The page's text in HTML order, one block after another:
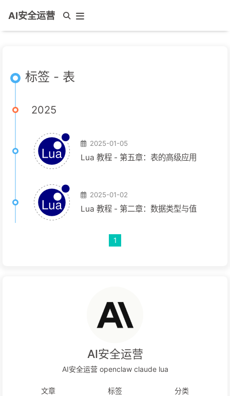
AI安全运营
标签 - 表
2025
2025-01-05
Lua 教程 - 第五章：表的高级应用
2025-01-02
Lua 教程 - 第二章：数据类型与值
1
AI安全运营
AI安全运营 openclaw claude lua
文章 标签 分类